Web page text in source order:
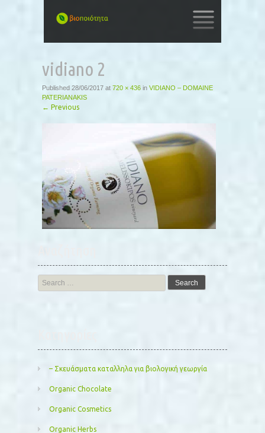
CONTENT
vidiano 2
Published 28/06/2017 at 720 × 436 in VIDIANO – DOMAINE
PATERIANAKIS
← Previous
Search
for:
– Σκευάσματα καταλληλα για βιολογική γεωργία
Organic Chocolate
Organic Cosmetics
Organic Herbs